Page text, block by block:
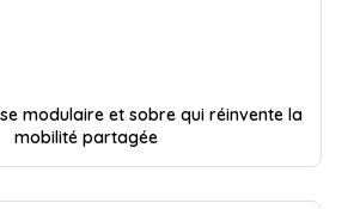
modulaire et sobre qui réinvente la
mobilité partagée